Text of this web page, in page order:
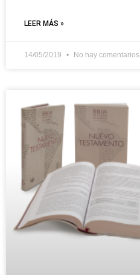
LEER MÁS »
14/05/2019 No hay comentarios